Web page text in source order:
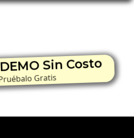
Sin Costo
Gratis